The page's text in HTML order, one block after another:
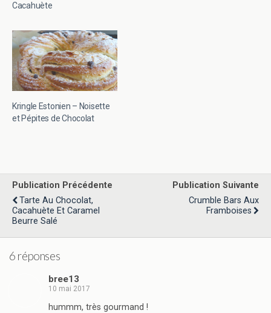
Cacahuète
Kringle Estonien – Noisette
et Pépites de Chocolat
Publication Précédente
Tarte Au Chocolat,
Cacahuète Et Caramel
Beurre Salé
Publication Suivante
Crumble Bars Aux
Framboises
6 réponses
bree13
10 mai 2017
hummm, très gourmand !